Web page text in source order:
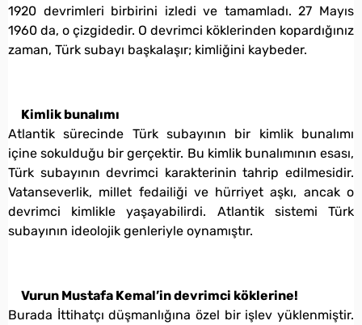
1920 devrimleri birbirini izledi ve tamamladı. 27 Mayıs
1960 da, o çizgidedir. O devrimci köklerinden kopardığınız
zaman, Türk subayı başkalaşır; kimliğini kaybeder.
Kimlik bunalımı
Atlantik sürecinde Türk subayının bir kimlik bunalımı
içine sokulduğu bir gerçektir. Bu kimlik bunalımının esası,
Türk subayının devrimci karakterinin tahrip edilmesidir.
Vatanseverlik, millet fedailiği ve hürriyet aşkı, ancak o
devrimci kimlikle yaşayabilirdi. Atlantik sistemi Türk
subayının ideolojik genleriyle oynamıştır.
Vurun Mustafa Kemal’in devrimci köklerine!
Burada İttihatçı düşmanlığına özel bir işlev yüklenmiştir.